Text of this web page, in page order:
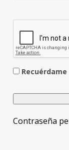
Recuérdame
Contraseña